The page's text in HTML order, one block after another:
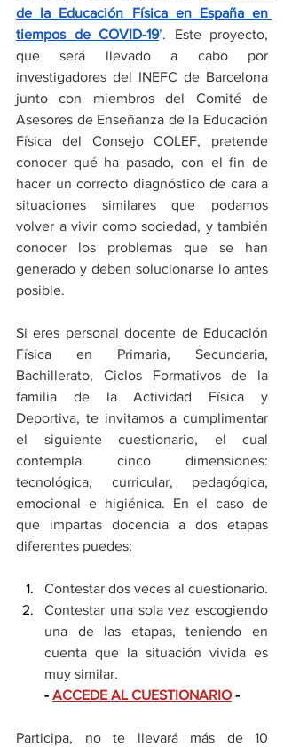
de la Educación Física en España en
tiempos de COVID-19’. Este proyecto,
que será llevado a cabo por
investigadores del INEFC de Barcelona
junto con miembros del Comité de
Asesores de Enseñanza de la Educación
Física del Consejo COLEF, pretende
conocer qué ha pasado, con el fin de
hacer un correcto diagnóstico de cara a
situaciones similares que podamos
volver a vivir como sociedad, y también
conocer los problemas que se han
generado y deben solucionarse lo antes
posible.
Si eres personal docente de Educación
Física en Primaria, Secundaria,
Bachillerato, Ciclos Formativos de la
familia de la Actividad Física y
Deportiva, te invitamos a cumplimentar
el siguiente cuestionario, el cual
contempla cinco dimensiones:
tecnológica, curricular, pedagógica,
emocional e higiénica. En el caso de
que impartas docencia a dos etapas
diferentes puedes:
Contestar dos veces al cuestionario.
Contestar una sola vez escogiendo
una de las etapas, teniendo en
cuenta que la situación vivida es
muy similar.
- ACCEDE AL CUESTIONARIO -
Participa, no te llevará más de 10